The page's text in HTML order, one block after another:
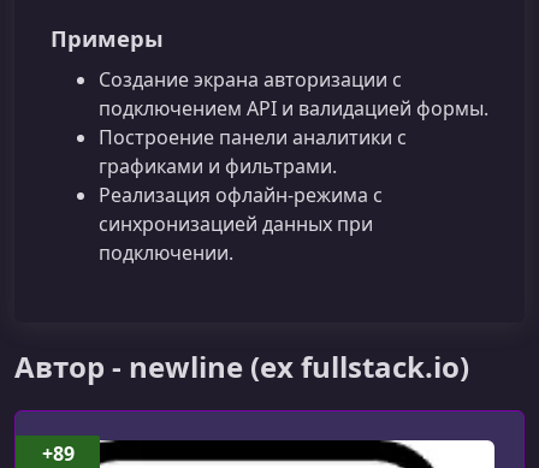
Примеры
Создание экрана авторизации с
подключением API и валидацией формы.
Построение панели аналитики с
графиками и фильтрами.
Реализация офлайн‑режима с
синхронизацией данных при
подключении.
Автор - newline (ex fullstack.io)
+89